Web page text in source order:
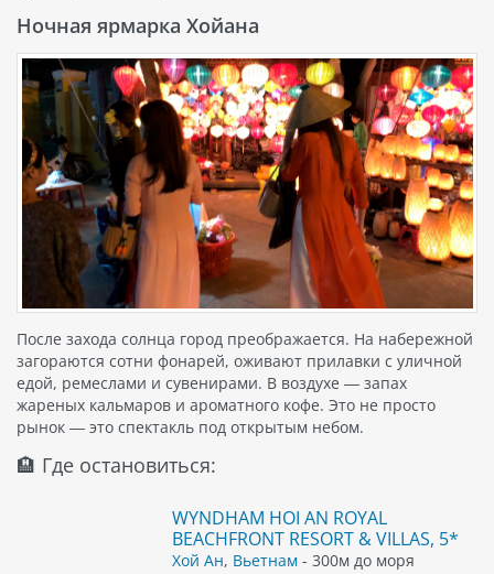
Ночная ярмарка Хойана
После захода солнца город преображается. На набережной
загораются сотни фонарей, оживают прилавки с уличной
едой, ремеслами и сувенирами. В воздухе — запах
жареных кальмаров и ароматного кофе. Это не просто
рынок — это спектакль под открытым небом.
🏨 Где остановиться:
WYNDHAM HOI AN ROYAL
BEACHFRONT RESORT & VILLAS, 5*
Хой Ан, Вьетнам - 300м до моря